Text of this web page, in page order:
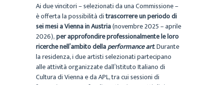
Ai due vincitori – selezionati da una Commissione –
è offerta la possibilità ditrascorrere un periodo di
sei mesi a Vienna in Austria(novembre 2025 – aprile
2026),perapprofondire professionalmente le loro
ricerche nell’ambito dellaperformance art. Durante
la residenza, i due artisti selezionati partecipano
alle attività organizzate dall’Istituto Italiano di
Cultura di Vienna e da APL, tra cui sessioni di